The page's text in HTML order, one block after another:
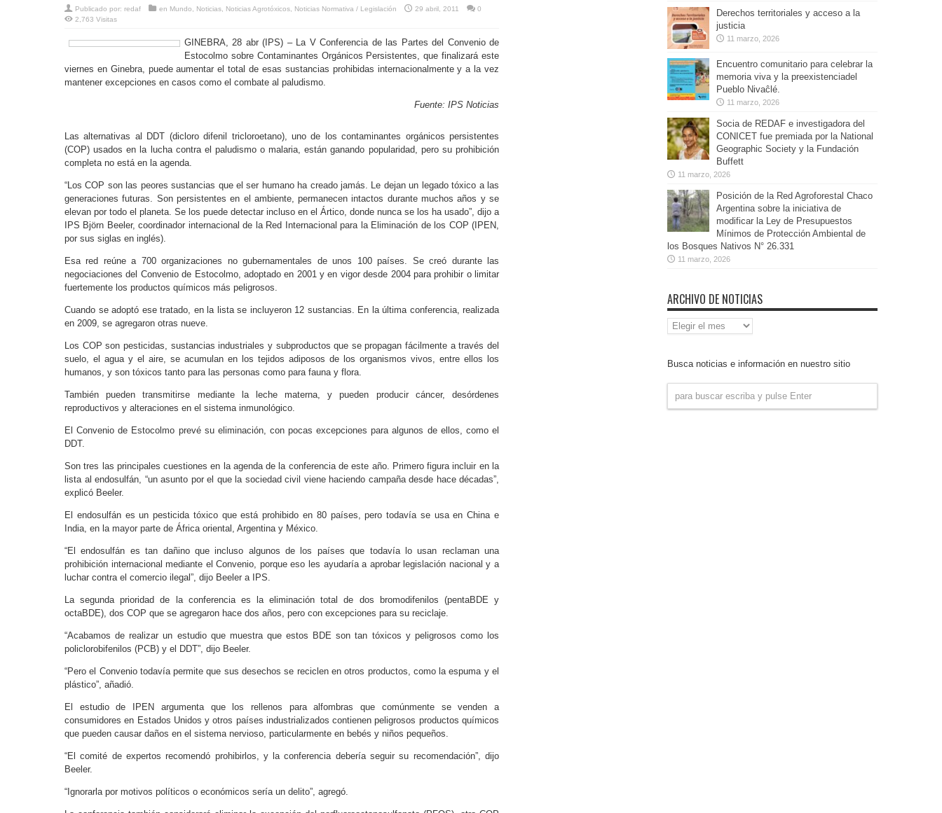
Publicado por: redaf en Mundo Noticias Noticias Agrotóxicos Noticias Normativa / Legislación 29 abril, 2011
0
2,763 Visitas
GINEBRA, 28 abr (IPS) – La V Conferencia de las Partes del Convenio de
Estocolmo sobre Contaminantes Orgánicos Persistentes, que finalizará este
viernes en Ginebra, puede aumentar el total de esas sustancias prohibidas internacionalmente y a la vez
mantener excepciones en casos como el combate al paludismo.
Fuente: IPS Noticias
Las alternativas al DDT (dicloro difenil tricloroetano), uno de los contaminantes orgánicos persistentes
(COP) usados en la lucha contra el paludismo o malaria, están ganando popularidad, pero su prohibición
completa no está en la agenda.
“Los COP son las peores sustancias que el ser humano ha creado jamás. Le dejan un legado tóxico a las
generaciones futuras. Son persistentes en el ambiente, permanecen intactos durante muchos años y se
elevan por todo el planeta. Se los puede detectar incluso en el Ártico, donde nunca se los ha usado”, dijo a
IPS Björn Beeler, coordinador internacional de la Red Internacional para la Eliminación de los COP (IPEN,
por sus siglas en inglés).
Esa red reúne a 700 organizaciones no gubernamentales de unos 100 países. Se creó durante las
negociaciones del Convenio de Estocolmo, adoptado en 2001 y en vigor desde 2004 para prohibir o limitar
fuertemente los productos químicos más peligrosos.
Cuando se adoptó ese tratado, en la lista se incluyeron 12 sustancias. En la última conferencia, realizada
en 2009, se agregaron otras nueve.
Los COP son pesticidas, sustancias industriales y subproductos que se propagan fácilmente a través del
suelo, el agua y el aire, se acumulan en los tejidos adiposos de los organismos vivos, entre ellos los
humanos, y son tóxicos tanto para las personas como para fauna y flora.
También pueden transmitirse mediante la leche materna, y pueden producir cáncer, desórdenes
reproductivos y alteraciones en el sistema inmunológico.
El Convenio de Estocolmo prevé su eliminación, con pocas excepciones para algunos de ellos, como el
DDT.
Son tres las principales cuestiones en la agenda de la conferencia de este año. Primero figura incluir en la
lista al endosulfán, “un asunto por el que la sociedad civil viene haciendo campaña desde hace décadas”,
explicó Beeler.
El endosulfán es un pesticida tóxico que está prohibido en 80 países, pero todavía se usa en China e
India, en la mayor parte de África oriental, Argentina y México.
“El endosulfán es tan dañino que incluso algunos de los países que todavía lo usan reclaman una
prohibición internacional mediante el Convenio, porque eso les ayudaría a aprobar legislación nacional y a
luchar contra el comercio ilegal”, dijo Beeler a IPS.
La segunda prioridad de la conferencia es la eliminación total de dos bromodifenilos (pentaBDE y
octaBDE), dos COP que se agregaron hace dos años, pero con excepciones para su reciclaje.
“Acabamos de realizar un estudio que muestra que estos BDE son tan tóxicos y peligrosos como los
policlorobifenilos (PCB) y el DDT”, dijo Beeler.
“Pero el Convenio todavía permite que sus desechos se reciclen en otros productos, como la espuma y el
plástico”, añadió.
El estudio de IPEN argumenta que los rellenos para alfombras que comúnmente se venden a
consumidores en Estados Unidos y otros países industrializados contienen peligrosos productos químicos
que pueden causar daños en el sistema nervioso, particularmente en bebés y niños pequeños.
“El comité de expertos recomendó prohibirlos, y la conferencia debería seguir su recomendación”, dijo
Beeler.
“Ignorarla por motivos políticos o económicos sería un delito”, agregó.
Derechos territoriales y acceso a la
justicia
11 marzo, 2026
Encuentro comunitario para celebrar la
memoria viva y la preexistenciadel
Pueblo Nivaĉlé.
11 marzo, 2026
Socia de REDAF e investigadora del
CONICET fue premiada por la National
Geographic Society y la Fundación
Buffett
11 marzo, 2026
Posición de la Red Agroforestal Chaco
Argentina sobre la iniciativa de
modificar la Ley de Presupuestos
Mínimos de Protección Ambiental de
los Bosques Nativos N° 26.331
11 marzo, 2026
ARCHIVO DE NOTICIAS
Archivo
de
Busca noticias e información en nuestro sitio